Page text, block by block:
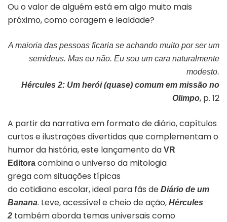
Ou o valor de alguém está em algo muito mais
próximo, como coragem e lealdade?
A maioria das pessoas ficaria se achando muito por ser um
semideus. Mas eu não. Eu sou um cara naturalmente
modesto.
Hércules 2: Um herói (quase) comum em missão no
Olimpo, p. 12
A partir da narrativa em formato de diário, capítulos
curtos e ilustrações divertidas que complementam o
humor da história, este lançamento da VR
Editora combina o universo da mitologia
grega com situações típicas
do cotidiano escolar, ideal para fãs de Diário de um
Banana. Leve, acessível e cheio de ação, Hércules
2 também aborda temas universais como